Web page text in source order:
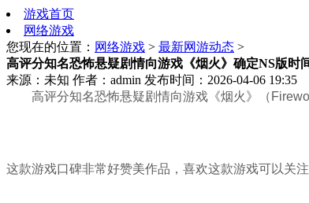
游戏首页
网络游戏
您现在的位置： 网络游戏 > 最新网游动态 >
高评分知名恐怖悬疑剧情向游戏《烟火》确定NS版时
来源：未知 作者：admin 发布时间：2026-04-06 19:35
高评分知名恐怖悬疑剧情向游戏《烟火》（
这款游戏口碑非常好赞美作品，喜欢这款游戏可以关